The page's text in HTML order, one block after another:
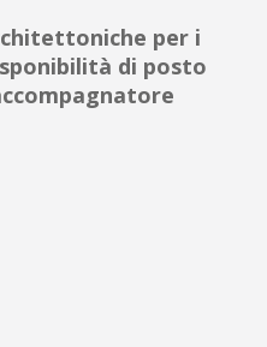
per i
di posto